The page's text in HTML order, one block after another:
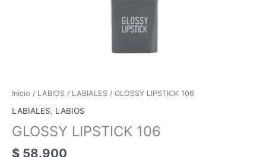
Inicio / LABIOS / LABIALES / GLOSSY LIPSTICK 106
LABIALES, LABIOS
GLOSSY LIPSTICK 106
$ 58.900